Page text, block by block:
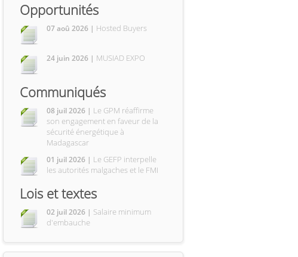
Opportunités
07 aoû 2026 | Hosted Buyers
24 juin 2026 | MUSIAD EXPO
Communiqués
08 juil 2026 | Le GPM réaffirme
son engagement en faveur de la
sécurité énergétique à
Madagascar
01 juil 2026 | Le GEFP interpelle
les autorités malgaches et le FMI
Lois et textes
02 juil 2026 | Salaire minimum
d'embauche